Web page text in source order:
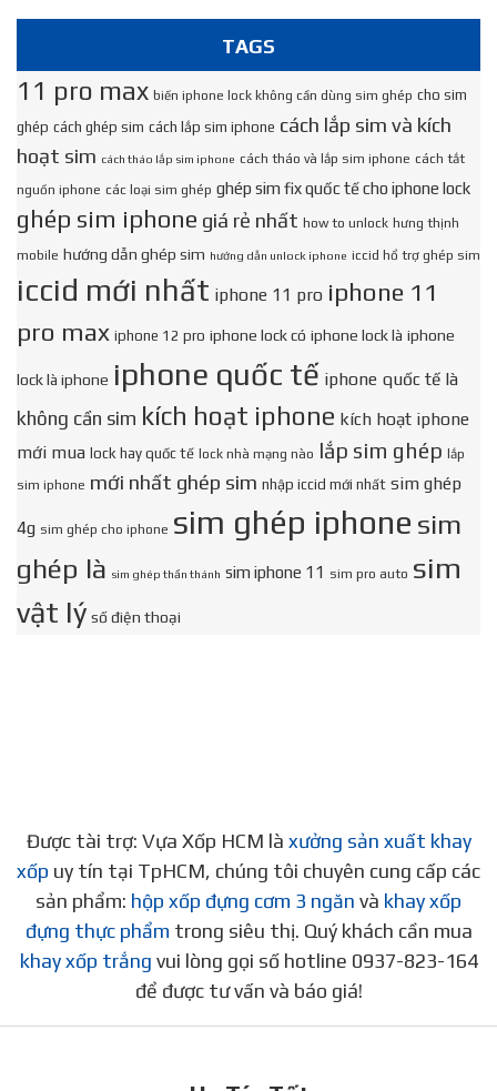
TAGS
11 pro max biến iphone lock không cần dùng sim ghép cho sim
ghép cách ghép sim cách lắp sim iphone cách lắp sim và kích
hoạt sim cách tháo lắp sim iphone cách tháo và lắp sim iphone cách tắt
nguồn iphone các loại sim ghép ghép sim fix quốc tế cho iphone lock
ghép sim iphone giá rẻ nhất how to unlock hưng thịnh
mobile hướng dẫn ghép sim hướng dẫn unlock iphone iccid hổ trợ ghép sim
iccid mới nhất iphone 11 pro iphone 11
pro max iphone 12 pro iphone lock có iphone lock là iphone
lock là iphone iphone quốc tế iphone quốc tế là
không cần sim kích hoạt iphone kích hoạt iphone
mới mua lock hay quốc tế lock nhà mạng nào lắp sim ghép lắp
sim iphone mới nhất ghép sim nhập iccid mới nhất sim ghép
4g sim ghép cho iphone sim ghép iphone sim
ghép là sim ghép thần thánh sim iphone 11 sim pro auto sim
vật lý số điện thoại
Được tài trợ: Vựa Xốp HCM là xưởng sản xuất khay
xốp uy tín tại TpHCM, chúng tôi chuyên cung cấp các
sản phẩm: hộp xốp đựng cơm 3 ngăn và khay xốp
đựng thực phẩm trong siêu thị. Quý khách cần mua
khay xốp trắng vui lòng gọi số hotline 0937-823-164
để được tư vấn và báo giá!